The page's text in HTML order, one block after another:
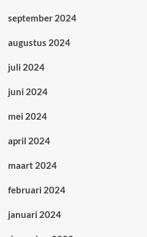
september 2024
augustus 2024
juli 2024
juni 2024
mei 2024
april 2024
maart 2024
februari 2024
januari 2024